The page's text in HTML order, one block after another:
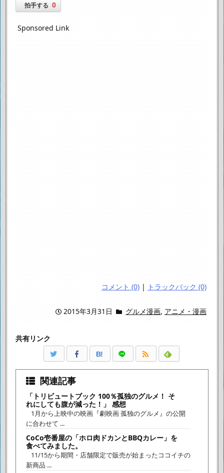
拍手する 0
Sponsored Link
コメント (0) | トラックバック (0)
2015年3月31日 グルメ漫画, アニメ・漫画
共有リンク
B!
関連記事
「トリビュートブック 100％孤独のグルメ！ そ
れにしても腹が減った！」 感想
1月から上映中の映画『劇映画 孤独のグルメ』の公開
に合わせて ...
CoCo壱番屋の「ホロ肉ドカンとBBQカレー」を
食べてみました。
11/15から期間・店舗限定で販売が始まったココイチの
新商品 ...